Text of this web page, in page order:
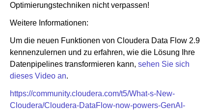
Optimierungstechniken nicht verpassen!
Weitere Informationen:
Um die neuen Funktionen von Cloudera Data Flow 2.9
kennenzulernen und zu erfahren, wie die Lösung Ihre
Datenpipelines transformieren kann, sehen Sie sich
dieses Video an.
https://community.cloudera.com/t5/What-s-New-
Cloudera/Cloudera-DataFlow-now-powers-GenAI-